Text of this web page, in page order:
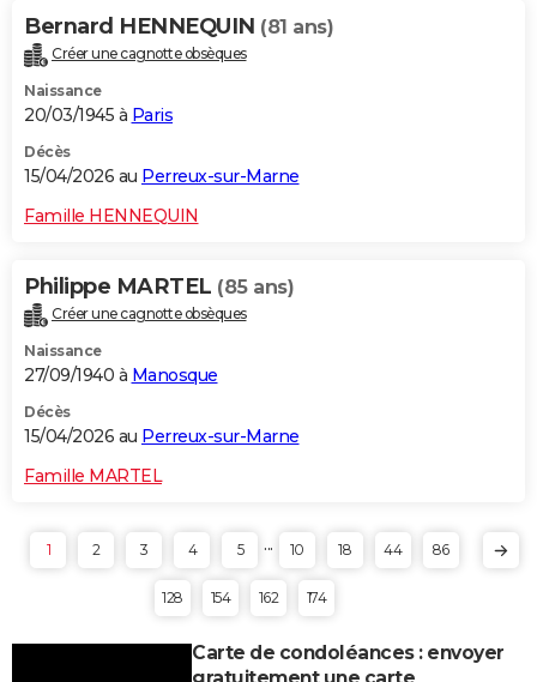
Bernard HENNEQUIN (81 ans)
Créer une cagnotte obsèques
Naissance
20/03/1945 à Paris
Décès
15/04/2026 au Perreux-sur-Marne
Famille HENNEQUIN
Philippe MARTEL (85 ans)
Créer une cagnotte obsèques
Naissance
27/09/1940 à Manosque
Décès
15/04/2026 au Perreux-sur-Marne
Famille MARTEL
1 2 3 4 5 ... 10 18 44 86
128 154 162 174
Carte de condoléances : envoyer
gratuitement une carte